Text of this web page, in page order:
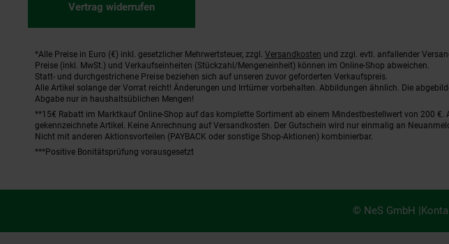
Vertrag widerrufen
Fußnoten
*Alle Preise in Euro (€) inkl. gesetzlicher Mehrwertsteuer, zzgl. Versandkosten und zzgl. evtl. anfallender
Preise (inkl. MwSt.) und Verkaufseinheiten (Stückzahl/Mengeneinheit) können im Online-Shop abweichen.
Statt- und durchgestrichene Preise beziehen sich auf unseren zuvor geforderten Verkaufspreis.
Alle Artikel solange der Vorrat reicht! Änderungen und Irrtümer vorbehalten. Abbildungen ähnlich. Die
Abgabe nur in haushaltsüblichen Mengen!
**15€ Rabatt im Marktkauf Online-Shop auf das komplette Sortiment ab einem Mindestbestellwert von 200
gekennzeichnete Artikel. Keine Anrechnung auf Versandkosten. Der Gutschein wird nur einmalig an
Nicht mit anderen Aktionsvorteilen (PAYBACK oder sonstige Shop-Aktionen) kombinierbar.
***Positive Bonitätsprüfung vorausgesetzt
© NeS GmbH |